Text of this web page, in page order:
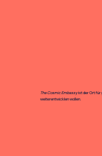
The Cosmic Embassyist der Ort für
weiterentwicklen wollen.